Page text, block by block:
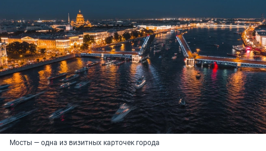
Мосты — одна из визитных карточек города